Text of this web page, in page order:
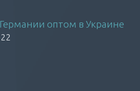
оптом в Украине